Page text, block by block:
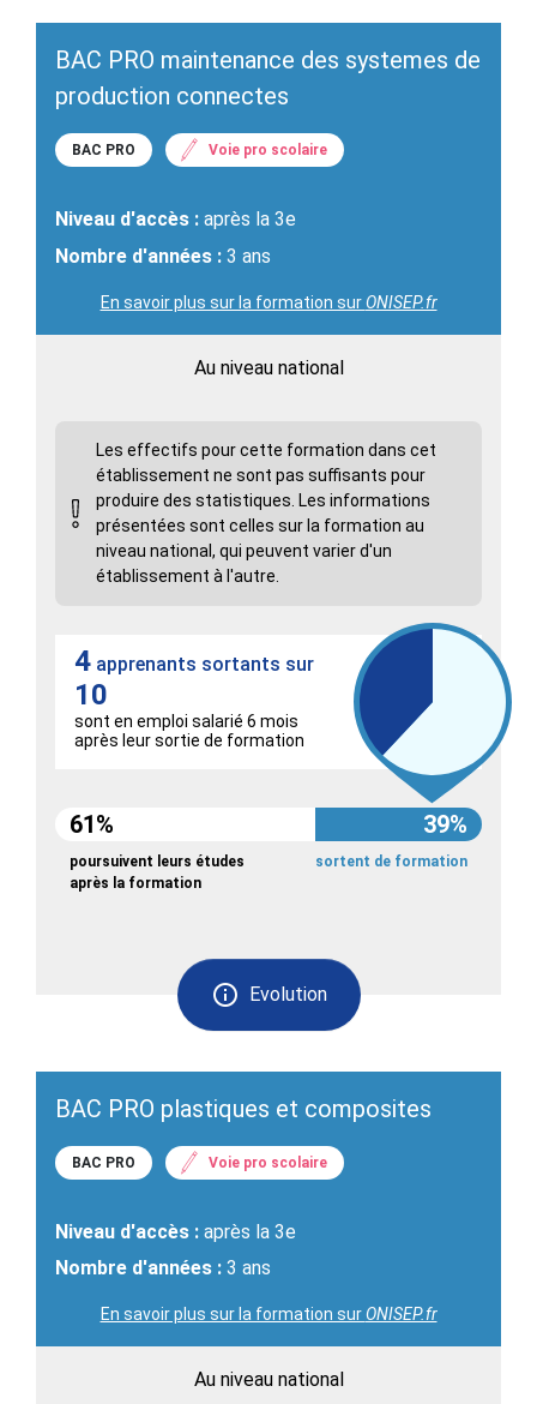
BAC PRO maintenance des systemes de
production connectes
BAC PRO Voie pro scolaire
Niveau d'accès : après la 3e
Nombre d'années : 3 ans
En savoir plus sur la formation surONISEP.fr
Au niveau national
Les effectifs pour cette formation dans cet
établissement ne sont pas suffisants pour
produire des statistiques. Les informations
présentées sont celles sur la formation au
niveau national, qui peuvent varier d'un
établissement à l'autre.
Evolution
4 apprenants sortants sur
10
sont en emploi salarié 6 mois
après leur sortie de formation
61% 39%
poursuivent leurs études
après la formation
sortent de formation
BAC PRO plastiques et composites
BAC PRO Voie pro scolaire
Niveau d'accès : après la 3e
Nombre d'années : 3 ans
En savoir plus sur la formation surONISEP.fr
Au niveau national